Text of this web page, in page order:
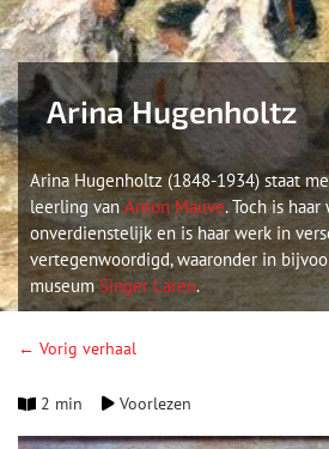
Arina Hugenholtz
Arina Hugenholtz (1848-1934) staat
leerling vanAnton Mauve. Toch is
onverdienstelijk en is haar werk in
vertegenwoordigd, waaronder in
museumSinger Laren.
← Vorig verhaal
2 min Voorlezen